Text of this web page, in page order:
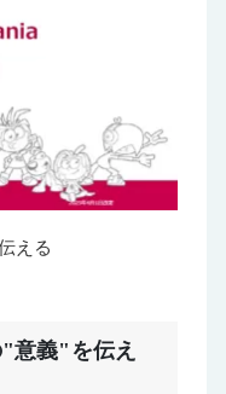
える
意義"を伝え